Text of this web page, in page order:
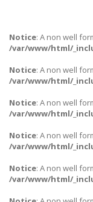
Notice: A non well
/var/www/html/
Notice: A non well
/var/www/html/
Notice: A non well
/var/www/html/
Notice: A non well
/var/www/html/
Notice: A non well
/var/www/html/